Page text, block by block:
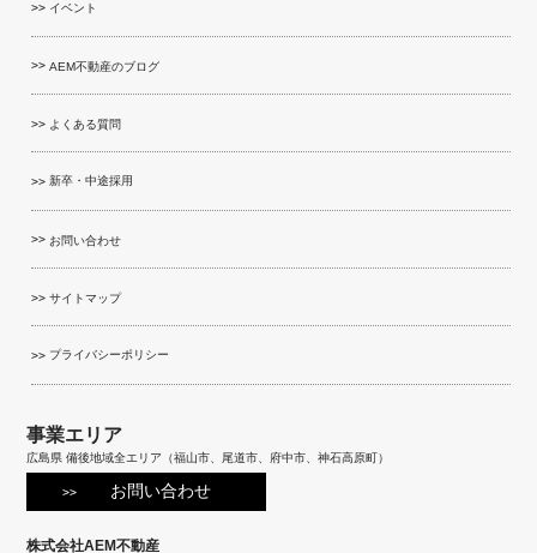
イベント
AEM不動産のブログ
よくある質問
新卒・中途採用
お問い合わせ
サイトマップ
プライバシーポリシー
事業エリア
広島県 備後地域全エリア（福山市、尾道市、府中市、神石高原町）
お問い合わせ
株式会社AEM不動産